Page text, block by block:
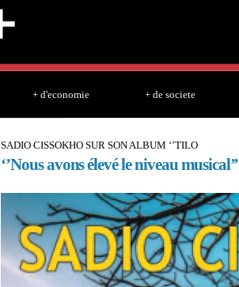
+ d'economie + de societe
SADIO CISSOKHO SUR SON ALBUM ‘’TILO
‘’Nous avons élevé le niveau musical’’